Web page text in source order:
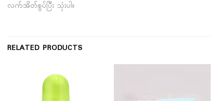
လက်အိတ်စွပ်ပြီး သုံးပါ။
RELATED PRODUCTS